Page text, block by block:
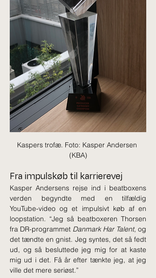
Kaspers trofæ. Foto: Kasper Andersen
(KBA)
Fra impulskøb til karrierevej
Kasper Andersens rejse ind i beatboxens
verden begyndte med en tilfældig
YouTube-video og et impulsivt køb af en
loopstation. “Jeg så beatboxeren Thorsen
fra DR-programmet Danmark Har Talent, og
det tændte en gnist. Jeg syntes, det så fedt
ud, og så besluttede jeg mig for at kaste
mig ud i det. Få år efter tænkte jeg, at jeg
ville det mere seriøst.”